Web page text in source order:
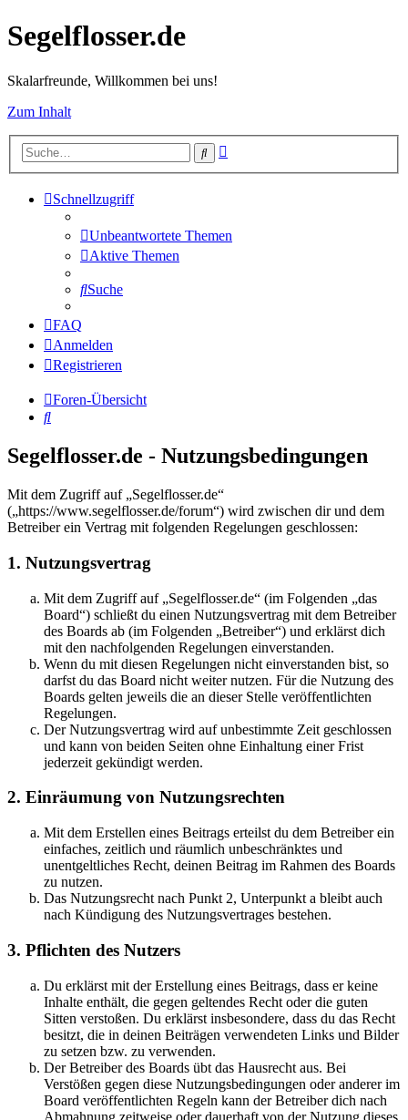
Segelflosser.de
Skalarfreunde, Willkommen bei uns!
Zum Inhalt
Suche
Schnellzugriff
Unbeantwortete Themen
Aktive Themen
Suche
FAQ
Anmelden
Registrieren
Foren-Übersicht
Suche
Segelflosser.de - Nutzungsbedingungen
Mit dem Zugriff auf „Segelflosser.de“
(„https://www.segelflosser.de/forum“) wird zwischen dir und dem
Betreiber ein Vertrag mit folgenden Regelungen geschlossen:
1. Nutzungsvertrag
Mit dem Zugriff auf „Segelflosser.de“ (im Folgenden „das
Board“) schließt du einen Nutzungsvertrag mit dem Betreiber
des Boards ab (im Folgenden „Betreiber“) und erklärst dich
mit den nachfolgenden Regelungen einverstanden.
Wenn du mit diesen Regelungen nicht einverstanden bist, so
darfst du das Board nicht weiter nutzen. Für die Nutzung des
Boards gelten jeweils die an dieser Stelle veröffentlichten
Regelungen.
Der Nutzungsvertrag wird auf unbestimmte Zeit geschlossen
und kann von beiden Seiten ohne Einhaltung einer Frist
jederzeit gekündigt werden.
2. Einräumung von Nutzungsrechten
Mit dem Erstellen eines Beitrags erteilst du dem Betreiber ein
einfaches, zeitlich und räumlich unbeschränktes und
unentgeltliches Recht, deinen Beitrag im Rahmen des Boards
zu nutzen.
Das Nutzungsrecht nach Punkt 2, Unterpunkt a bleibt auch
nach Kündigung des Nutzungsvertrages bestehen.
3. Pflichten des Nutzers
Du erklärst mit der Erstellung eines Beitrags, dass er keine
Inhalte enthält, die gegen geltendes Recht oder die guten
Sitten verstoßen. Du erklärst insbesondere, dass du das Recht
besitzt, die in deinen Beiträgen verwendeten Links und Bilder
zu setzen bzw. zu verwenden.
Der Betreiber des Boards übt das Hausrecht aus. Bei
Verstößen gegen diese Nutzungsbedingungen oder anderer im
Board veröffentlichten Regeln kann der Betreiber dich nach
Abmahnung zeitweise oder dauerhaft von der Nutzung dieses